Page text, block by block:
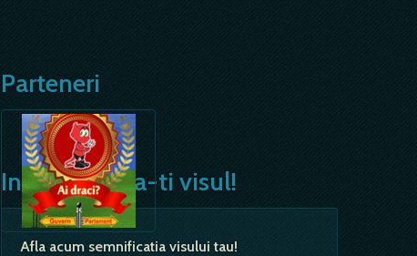
Interpreteaza-ti visul!
Afla acum semnificatia visului tau!
Parteneri